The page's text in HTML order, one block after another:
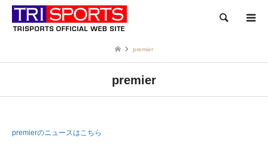
検索
premier
premier
premierのニュースはこちら